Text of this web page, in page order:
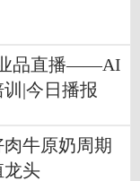
业品直播——AI
|今日播报
牛原奶周期
龙头